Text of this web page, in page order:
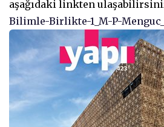
aşağıdaki linkten
Bilimle-Birlikte-1_M-P-